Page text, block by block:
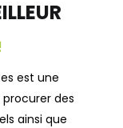
est une
des
ainsi que